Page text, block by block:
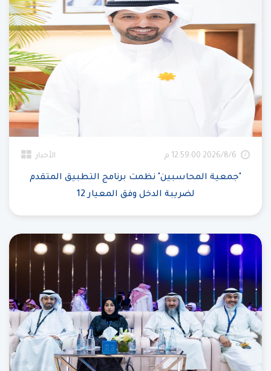
6‏‏/8‏‏/2026 12:59:00 م الأخبار
"جمعية المحاسبين" نظمت برنامج التطبيق المتقدم
لضريبة الدخل وفق المعيار 12